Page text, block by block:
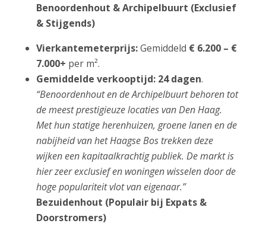
Benoordenhout & Archipelbuurt (Exclusief
& Stijgends)
Vierkantemeterprijs:Gemiddeld € 6.200 – €
7.000+ per m².
Gemiddelde verkooptijd: 24 dagen.
“Benoordenhout en de Archipelbuurt behoren tot
de meest prestigieuze locaties van Den Haag.
Met hun statige herenhuizen, groene lanen en de
nabijheid van het Haagse Bos trekken deze
wijken een kapitaalkrachtig publiek. De markt is
hier zeer exclusief en woningen wisselen door de
hoge populariteit vlot van eigenaar.”
Bezuidenhout (Populair bij Expats &
Doorstromers)